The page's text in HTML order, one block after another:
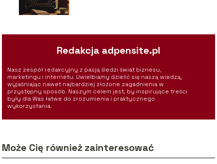
Redakcja adpensite.pl
Nasz zespół redakcyjny z pasją śledzi świat biznesu,
marketingu i internetu. Uwielbiamy dzielić się naszą wiedzą,
wyjaśniając nawet najbardziej złożone zagadnienia w
przystępny sposób. Naszym celem jest, by inspirujące treści
były dla Was łatwe do zrozumienia i praktycznego
wykorzystania.
Może Cię również zainteresować